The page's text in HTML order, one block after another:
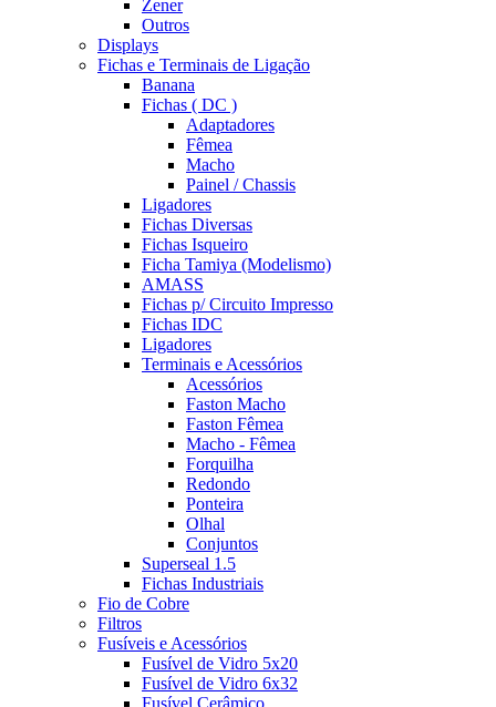
Zener
Outros
Displays
Fichas e Terminais de Ligação
Banana
Fichas ( DC )
Adaptadores
Fêmea
Macho
Painel / Chassis
Ligadores
Fichas Diversas
Fichas Isqueiro
Ficha Tamiya (Modelismo)
AMASS
Fichas p/ Circuito Impresso
Fichas IDC
Ligadores
Terminais e Acessórios
Acessórios
Faston Macho
Faston Fêmea
Macho - Fêmea
Forquilha
Redondo
Ponteira
Olhal
Conjuntos
Superseal 1.5
Fichas Industriais
Fio de Cobre
Filtros
Fusíveis e Acessórios
Fusível de Vidro 5x20
Fusível de Vidro 6x32
Fusível Cerâmico